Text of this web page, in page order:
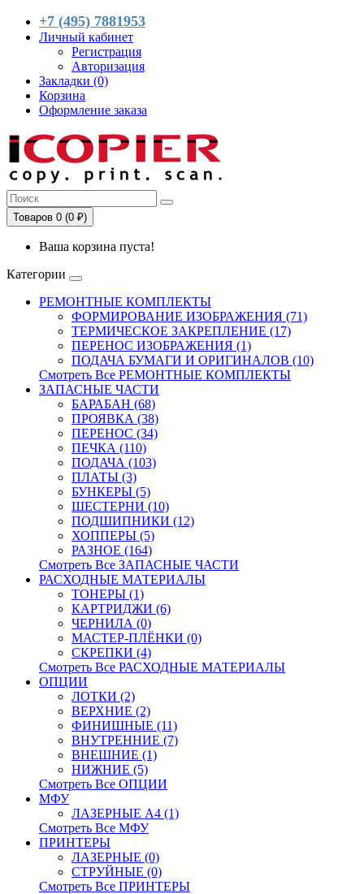
+7 (495) 7881953
Личный кабинет
Регистрация
Авторизация
Закладки (0)
Корзина
Оформление заказа
Товаров 0 (0 ₽)
Ваша корзина пуста!
Категории
РЕМОНТНЫЕ КОМПЛЕКТЫ
ФОРМИРОВАНИЕ ИЗОБРАЖЕНИЯ (71)
ТЕРМИЧЕСКОЕ ЗАКРЕПЛЕНИЕ (17)
ПЕРЕНОС ИЗОБРАЖЕНИЯ (1)
ПОДАЧА БУМАГИ И ОРИГИНАЛОВ (10)
Смотреть Все РЕМОНТНЫЕ КОМПЛЕКТЫ
ЗАПАСНЫЕ ЧАСТИ
БАРАБАН (68)
ПРОЯВКА (38)
ПЕРЕНОС (34)
ПЕЧКА (110)
ПОДАЧА (103)
ПЛАТЫ (3)
БУНКЕРЫ (5)
ШЕСТЕРНИ (10)
ПОДШИПНИКИ (12)
ХОППЕРЫ (5)
РАЗНОЕ (164)
Смотреть Все ЗАПАСНЫЕ ЧАСТИ
РАСХОДНЫЕ МАТЕРИАЛЫ
ТОНЕРЫ (1)
КАРТРИДЖИ (6)
ЧЕРНИЛА (0)
МАСТЕР-ПЛЁНКИ (0)
СКРЕПКИ (4)
Смотреть Все РАСХОДНЫЕ МАТЕРИАЛЫ
ОПЦИИ
ЛОТКИ (2)
ВЕРХНИЕ (2)
ФИНИШНЫЕ (11)
ВНУТРЕННИЕ (7)
ВНЕШНИЕ (1)
НИЖНИЕ (5)
Смотреть Все ОПЦИИ
МФУ
ЛАЗЕРНЫЕ A4 (1)
Смотреть Все МФУ
ПРИНТЕРЫ
ЛАЗЕРНЫЕ (0)
СТРУЙНЫЕ (0)
Смотреть Все ПРИНТЕРЫ